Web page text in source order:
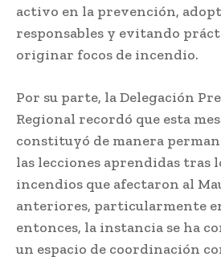
activo en la prevención,
responsables y evitando
originar focos de incendio.
Por su parte, la Delegación
Regional recordó que esta
constituyó de manera
las lecciones aprendidas tras
incendios que afectaron al
anteriores, particularmente en
entonces, la instancia se ha
un espacio de coordinación